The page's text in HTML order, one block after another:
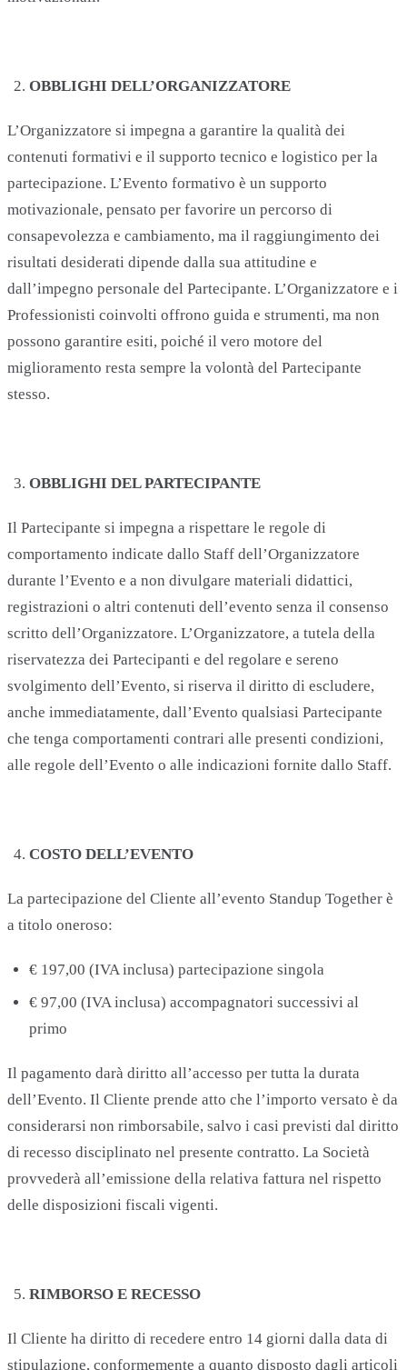
OBBLIGHI DELL’ORGANIZZATORE
L’Organizzatore si impegna a garantire la qualità dei
contenuti formativi e il supporto tecnico e logistico per la
partecipazione. L’Evento formativo è un supporto
motivazionale, pensato per favorire un percorso di
consapevolezza e cambiamento, ma il raggiungimento dei
risultati desiderati dipende dalla sua attitudine e
dall’impegno personale del Partecipante. L’Organizzatore e i
Professionisti coinvolti offrono guida e strumenti, ma non
possono garantire esiti, poiché il vero motore del
miglioramento resta sempre la volontà del Partecipante
stesso.
OBBLIGHI DEL PARTECIPANTE
Il Partecipante si impegna a rispettare le regole di
comportamento indicate dallo Staff dell’Organizzatore
durante l’Evento e a non divulgare materiali didattici,
registrazioni o altri contenuti dell’evento senza il consenso
scritto dell’Organizzatore. L’Organizzatore, a tutela della
riservatezza dei Partecipanti e del regolare e sereno
svolgimento dell’Evento, si riserva il diritto di escludere,
anche immediatamente, dall’Evento qualsiasi Partecipante
che tenga comportamenti contrari alle presenti condizioni,
alle regole dell’Evento o alle indicazioni fornite dallo Staff.
COSTO DELL’EVENTO
La partecipazione del Cliente all’evento Standup Together è
a titolo oneroso:
€ 197,00 (IVA inclusa) partecipazione singola
€ 97,00 (IVA inclusa) accompagnatori successivi al
primo
Il pagamento darà diritto all’accesso per tutta la durata
dell’Evento. Il Cliente prende atto che l’importo versato è da
considerarsi non rimborsabile, salvo i casi previsti dal diritto
di recesso disciplinato nel presente contratto. La Società
provvederà all’emissione della relativa fattura nel rispetto
delle disposizioni fiscali vigenti.
RIMBORSO E RECESSO
Il Cliente ha diritto di recedere entro 14 giorni dalla data di
stipulazione, conformemente a quanto disposto dagli articoli